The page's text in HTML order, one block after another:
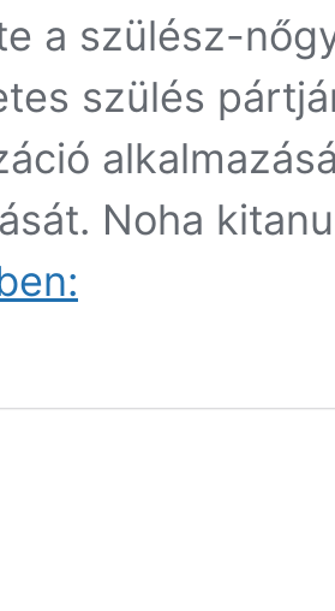
a szülész-
szülés
Noha
megélhető